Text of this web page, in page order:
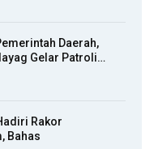
Daerah,
Gelar Patroli…
Rakor
Bahas